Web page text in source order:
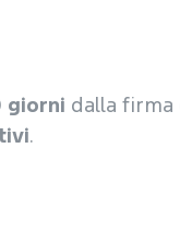
giorni dalla firma
.